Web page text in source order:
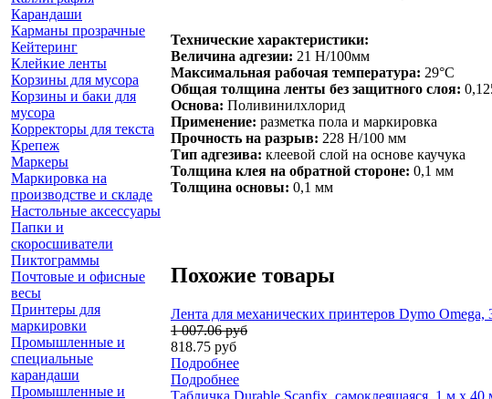
Карандаши
Карманы прозрачные
Кейтеринг
Клейкие ленты
Корзины для мусора
Корзины и баки для
мусора
Корректоры для текста
Крепеж
Маркеры
Маркировка на
производстве и складе
Настольные аксессуары
Папки и
скоросшиватели
Пиктограммы
Почтовые и офисные
весы
Принтеры для
маркировки
Промышленные и
специальные
карандаши
Промышленные и
Технические характеристики:
Величина адгезии: 21 Н/100мм
Максимальная рабочая температура: 29°C
Общая толщина ленты без защитного слоя:
Основа: Поливинилхлорид
Применение: разметка пола и маркировка
Прочность на разрыв: 228 Н/100 мм
Тип адгезива: клеевой слой на основе каучука
Толщина клея на обратной стороне: 0,1 мм
Толщина основы: 0,1 мм
Похожие товары
Лента для механических принтеров Dymo
1 007.06 руб
818.75 руб
Подробнее
Подробнее
Табличка Durable Scanfix, самоклеящаяся, 1 м х